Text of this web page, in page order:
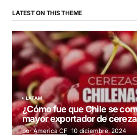
LATEST ON THIS THEME
LATAM
¿Cómo fue que Chile se
mayor exportador de
por America CF 10 diciembre, 2024